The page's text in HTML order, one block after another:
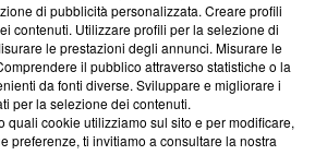
Via Carlo Frasca, 3 - 6900
+39 0690258937
di pubblicità personalizzata. Creare profili
contenuti. Utilizzare profili per la selezione di
le prestazioni degli annunci. Misurare le
il pubblico attraverso statistiche o la
da fonti diverse. Sviluppare e migliorare i
per la selezione dei contenuti.
quali cookie utilizziamo sul sito e per modificare,
preferenze, ti invitiamo a consultare la nostra